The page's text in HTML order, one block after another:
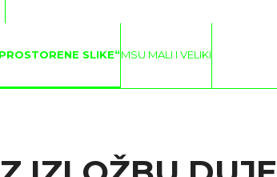
SLIKE“MSU MALI I VELIKI